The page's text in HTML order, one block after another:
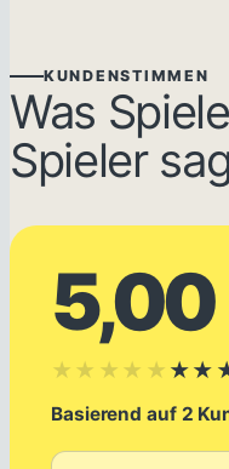
KUNDENSTIMMEN
Was
Spieler
5,00
★★★★★
Basierend auf 2